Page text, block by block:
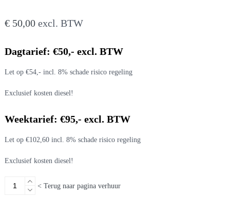
€50,00excl. BTW
Dagtarief: €50,- excl. BTW
Let op €54,- incl. 8% schade risico regeling
Exclusief kosten diesel!
Weektarief: €95,- excl. BTW
Let op €102,60 incl. 8% schade risico regeling
Exclusief kosten diesel!
Dieseltank
< Terug naar pagina verhuur